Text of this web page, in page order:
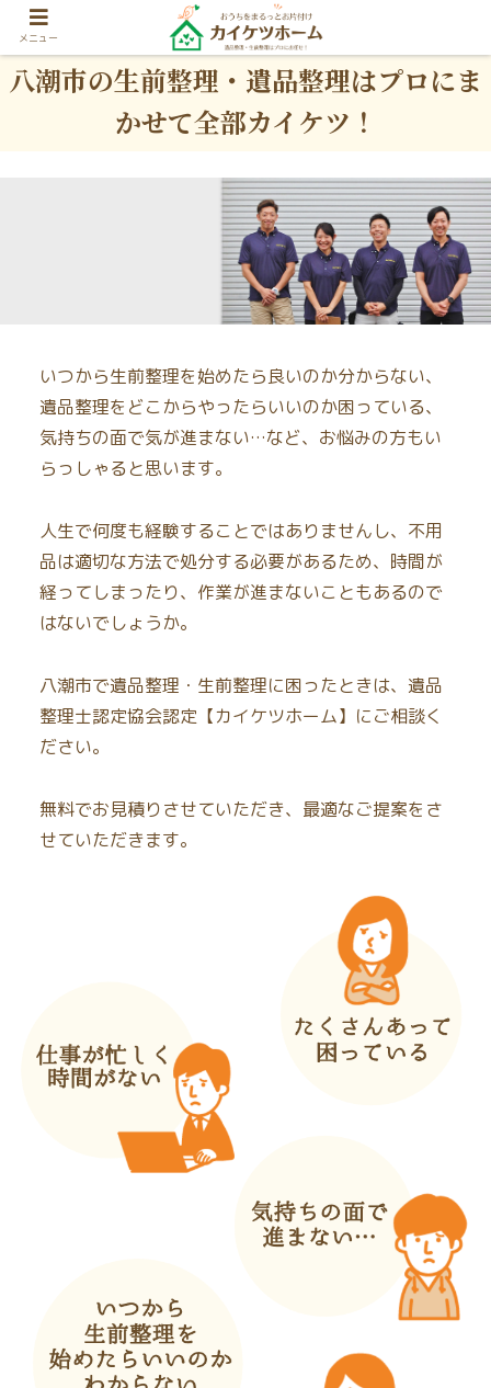
八潮市の生前整理・遺品整理はプロにま
かせて全部カイケツ！
いつから生前整理を始めたら良いのか分からない、
遺品整理をどこからやったらいいのか困っている、
気持ちの面で気が進まない…など、お悩みの方もい
らっしゃると思います。
人生で何度も経験することではありませんし、不用
品は適切な方法で処分する必要があるため、時間が
経ってしまったり、作業が進まないこともあるので
はないでしょうか。
八潮市で遺品整理・生前整理に困ったときは、遺品
整理士認定協会認定【カイケツホーム】にご相談く
ださい。
無料でお見積りさせていただき、最適なご提案をさ
せていただきます。
メニュー